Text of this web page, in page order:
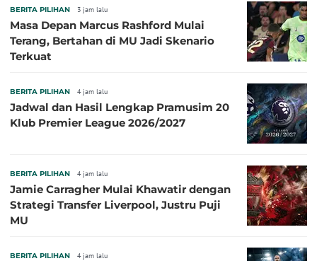
BERITA PILIHAN 3 jam lalu
Masa Depan Marcus Rashford Mulai
Terang, Bertahan di MU Jadi Skenario
Terkuat
BERITA PILIHAN 4 jam lalu
Jadwal dan Hasil Lengkap Pramusim 20
Klub Premier League 2026/2027
BERITA PILIHAN 4 jam lalu
Jamie Carragher Mulai Khawatir dengan
Strategi Transfer Liverpool, Justru Puji
MU
BERITA PILIHAN 4 jam lalu